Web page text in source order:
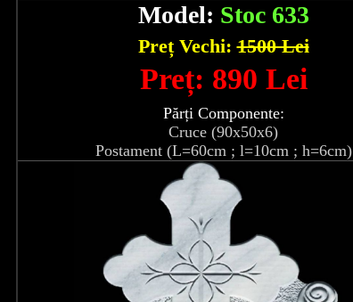
Model: Stoc 633
Preț Vechi:1500 Lei
Preț: 890 Lei
Părți Componente:
Cruce (90x50x6)
Postament (L=60cm ; l=10cm ; h=6cm)